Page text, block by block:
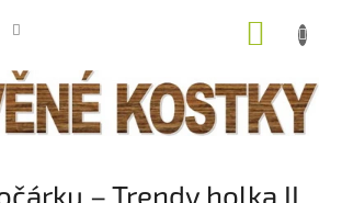
– Trendy holka II